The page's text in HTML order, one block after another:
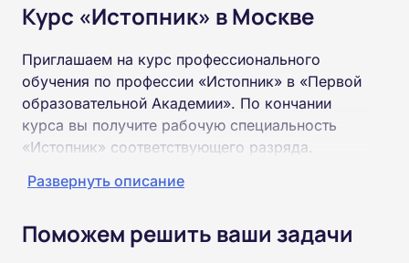
Курс «Истопник» в Москве
Приглашаем на курс профессионального
обучения по профессии «Истопник» в «Первой
образовательной Академии». По кончании
курса вы получите рабочую специальность
«Истопник» соответствующего разряда.
Пройти обучение и получить удостоверение
образования (9 или 11 классов).
Развернуть описание
Поможем решить ваши задачи